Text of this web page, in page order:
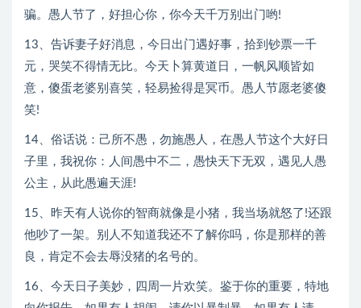
骗。愚人节了，好担心你，你今天千万别出门哟!
13、告诉妻子好消息，今日出门遇好事，拾到钞票一千
元，哭笑不得情无比。今天卜算黄道日，一帆风顺皆如
意，傻蛋老婆别喜笑，轻易捡得是冥币。愚人节愿老婆傻
笑!
14、俗话说：己所不愚，勿施愚人，在愚人节这个大好日
子里，我祝你：人间愚中不二，愚快天下无双，遇见人愚
公主，从此愚遍天涯!
15、昨天有人说你的智商就像是小猪，我当场就怒了!还跟
他吵了一架。别人不知道我还不了解你吗，你是那样的善
良，肯定不会去辱没猪的名号的。
16、今天日子美妙，四周一片欢笑。鉴于你的重要，特地